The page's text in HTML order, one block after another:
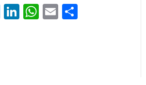
Twitter
LinkedIn
WhatsApp
Email